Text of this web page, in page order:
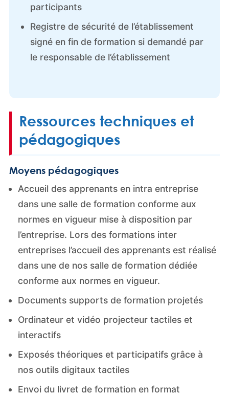
participants
Registre de sécurité de l’établissement
signé en fin de formation si demandé par
le responsable de l’établissement
Ressources techniques et
pédagogiques
Moyens pédagogiques
Accueil des apprenants en intra entreprise
dans une salle de formation conforme aux
normes en vigueur mise à disposition par
l’entreprise. Lors des formations inter
entreprises l’accueil des apprenants est réalisé
dans une de nos salle de formation dédiée
conforme aux normes en vigueur.
Documents supports de formation projetés
Ordinateur et vidéo projecteur tactiles et
interactifs
Exposés théoriques et participatifs grâce à
nos outils digitaux tactiles
Envoi du livret de formation en format